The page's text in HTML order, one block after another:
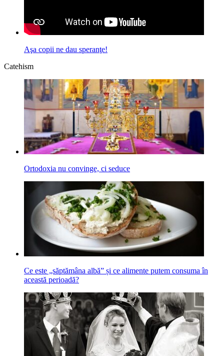
Aşa copii ne dau speranţe!
Catehism
Ortodoxia nu convinge, ci seduce
Ce este „săptămâna albă” și ce alimente putem consuma în
această perioadă?